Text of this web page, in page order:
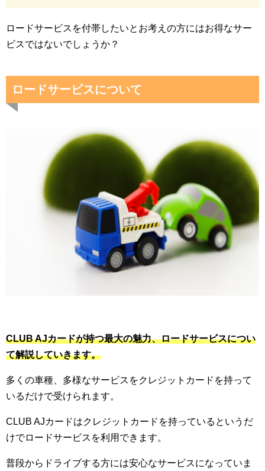
ロードサービスを付帯したいとお考えの方にはお得なサー
ビスではないでしょうか？
ロードサービスについて
CLUB AJカードが持つ最大の魅力、ロードサービスについ
て解説していきます。
多くの車種、多様なサービスをクレジットカードを持って
いるだけで受けられます。
CLUB AJカードはクレジットカードを持っているというだ
けでロードサービスを利用できます。
普段からドライブする方には安心なサービスになっていま